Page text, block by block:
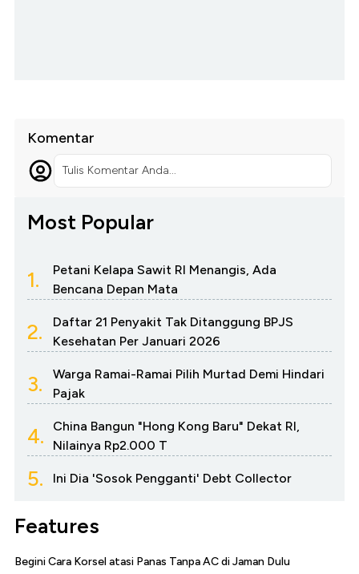
Komentar
Tulis Komentar Anda...
Most Popular
1.
Petani Kelapa Sawit RI Menangis, Ada
Bencana Depan Mata
2.
Daftar 21 Penyakit Tak Ditanggung BPJS
Kesehatan Per Januari 2026
3.
Warga Ramai-Ramai Pilih Murtad Demi Hindari
Pajak
4.
China Bangun "Hong Kong Baru" Dekat RI,
Nilainya Rp2.000 T
5. Ini Dia 'Sosok Pengganti' Debt Collector
Features
Begini Cara Korsel atasi Panas Tanpa AC di Jaman Dulu